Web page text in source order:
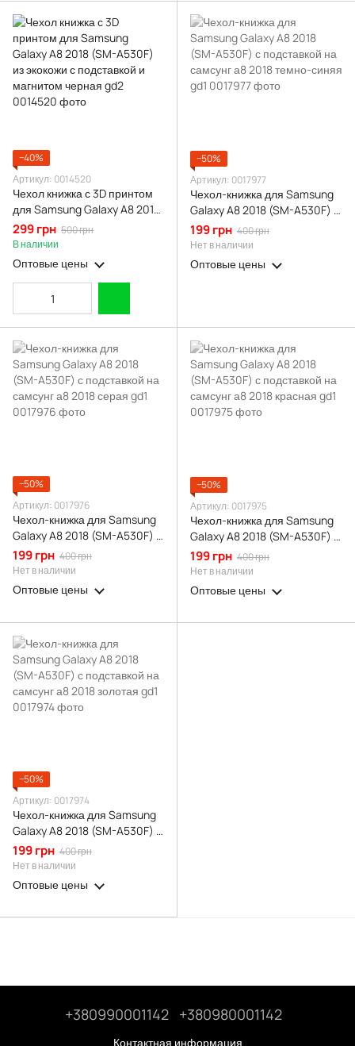
−40%
Артикул: 0014520
Чехол книжка с 3D принтом
для Samsung Galaxy A8 2018
(SM-A530F) из экокожи с
подставкой и магнитом
черная gd2
299 грн 500 грн
В наличии
Оптовые цены
−50%
Артикул: 0017977
Чехол-книжка для Samsung
Galaxy A8 2018 (SM-A530F) с
подставкой на самсунг а8
2018 темно-синяя gd1
199 грн 400 грн
Нет в наличии
Оптовые цены
−50%
Артикул: 0017976
Чехол-книжка для Samsung
Galaxy A8 2018 (SM-A530F) с
подставкой на самсунг а8
2018 серая gd1
199 грн 400 грн
Нет в наличии
Оптовые цены
−50%
Артикул: 0017975
Чехол-книжка для Samsung
Galaxy A8 2018 (SM-A530F) с
подставкой на самсунг а8
2018 красная gd1
199 грн 400 грн
Нет в наличии
Оптовые цены
−50%
Артикул: 0017974
Чехол-книжка для Samsung
Galaxy A8 2018 (SM-A530F) с
подставкой на самсунг а8
2018 золотая gd1
199 грн 400 грн
Нет в наличии
Оптовые цены
+380990001142 +380980001142
Контактная информация